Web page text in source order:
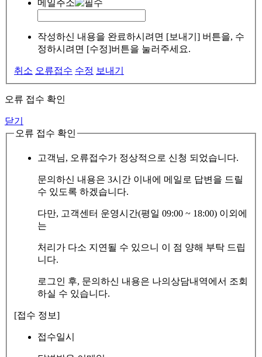
메일주소
작성하신 내용을 완료하시려면 [보내기] 버튼을, 수
정하시려면 [수정]버튼을 눌러주세요.
취소 오류접수 수정 보내기
오류 접수 확인
닫기
오류 접수 확인
고객님, 오류접수가 정상적으로 신청 되었습니다.
문의하신 내용은 3시간 이내에 메일로 답변을 드릴
수 있도록 하겠습니다.
다만, 고객센터 운영시간(평일 09:00 ~ 18:00) 이외에
는
처리가 다소 지연될 수 있으니 이 점 양해 부탁 드립
니다.
로그인 후, 문의하신 내용은 나의상담내역에서 조회
하실 수 있습니다.
[접수 정보]
접수일시